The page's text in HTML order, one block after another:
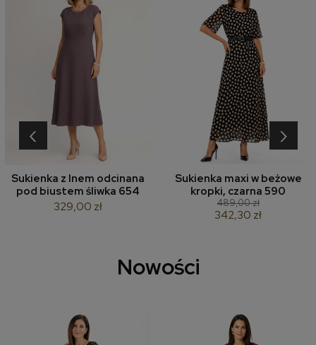
Sukienka z lnem odcinana
pod biustem śliwka 654
329,00 zł
Sukienka maxi w beżowe
kropki, czarna 590
489,00 zł
342,30 zł
‹ ›
Nowości